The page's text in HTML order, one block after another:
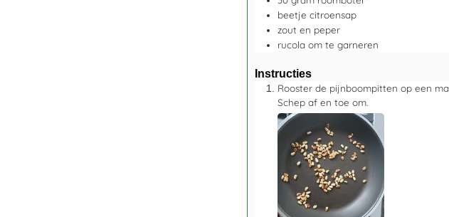
beetje citroensap
zout en peper
rucola om te garneren
Instructies
Rooster de pijnboompitten op een
Schep af en toe om.